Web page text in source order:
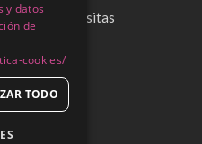
cuál necesitas
y datos
de
cookies/
TODO